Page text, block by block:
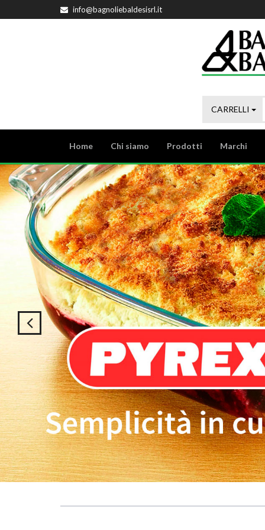
info@bagnoliebaldesisrl.it
CARRELLI
Home Chi siamo Prodotti Marchi